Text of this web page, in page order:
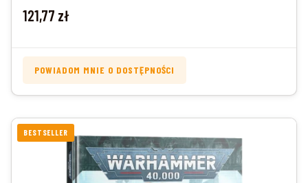
Cena
121,77 zł
POWIADOM MNIE O DOSTĘPNOŚCI
BESTSELLER